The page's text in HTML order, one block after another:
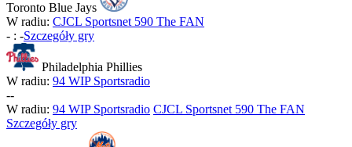
Toronto Blue Jays
W radiu: CJCL Sportsnet 590 The FAN
- : -Szczegóły gry
Philadelphia Phillies
W radiu: 94 WIP Sportsradio
--
W radiu: 94 WIP Sportsradio CJCL Sportsnet 590 The FAN
Szczegóły gry